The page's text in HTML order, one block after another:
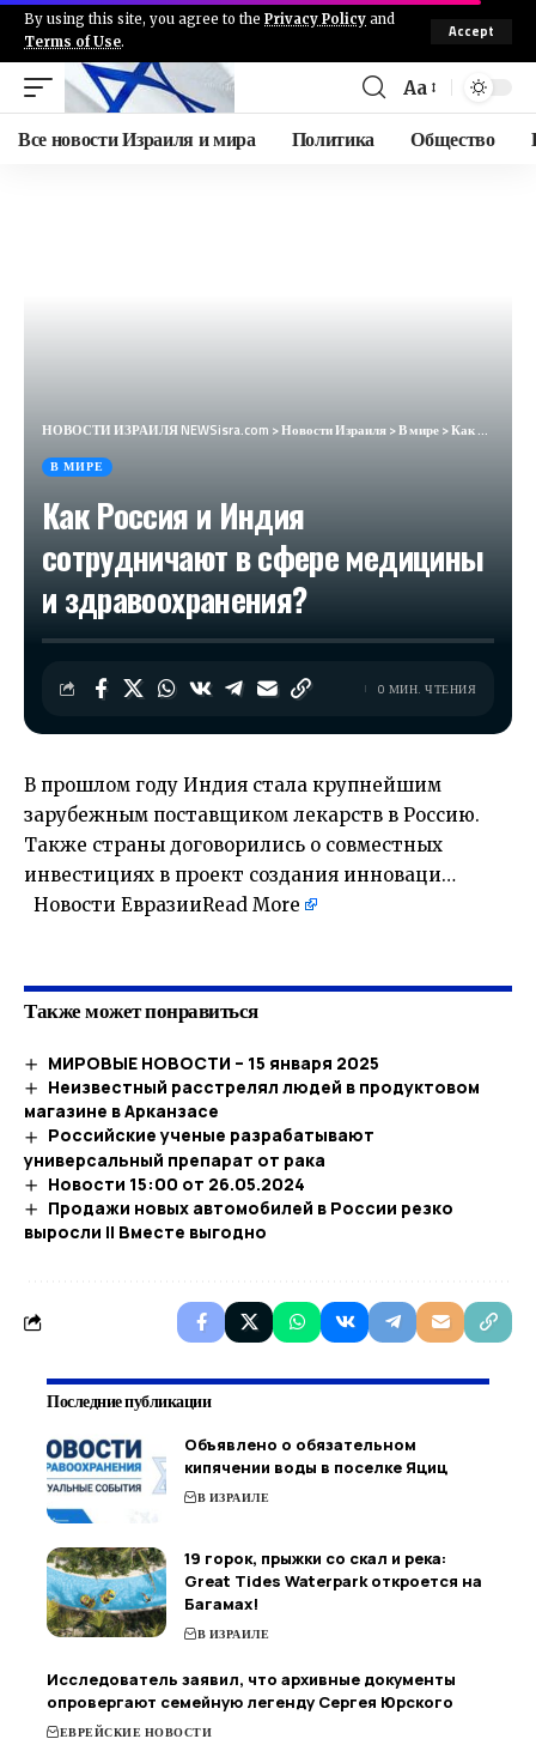
By using this site, you agree to the Privacy Policy and
Terms of Use.
Accept
Aa
Все новости Израиля и мира Политика Общество
НОВОСТИ ИЗРАИЛЯ NEWSisra.com >Новости Израиля>В мире>Как Россия и Индия сотрудничают в сфере медицины и здравоохранения?
В МИРЕ
Как Россия и Индия
сотрудничают в сфере медицины
и здравоохранения?
0 МИН. ЧТЕНИЯ
В прошлом году Индия стала крупнейшим
зарубежным поставщиком лекарств в Россию.
Также страны договорились о совместных
инвестициях в проект создания инноваци…
Новости ЕвразииRead More
Также может понравиться
МИРОВЫЕ НОВОСТИ – 15 января 2025
Неизвестный расстрелял людей в продуктовом
магазине в Арканзасе
Российские ученые разрабатывают
универсальный препарат от рака
Новости 15:00 от 26.05.2024
Продажи новых автомобилей в России резко
выросли || Вместе выгодно
Последние публикации
Объявлено о обязательном
кипячении воды в поселке Яциц
В ИЗРАИЛЕ
19 горок, прыжки со скал и река:
Great Tides Waterpark откроется на
Багамах!
В ИЗРАИЛЕ
Исследователь заявил, что архивные документы
опровергают семейную легенду Сергея Юрского
ЕВРЕЙСКИЕ НОВОСТИ